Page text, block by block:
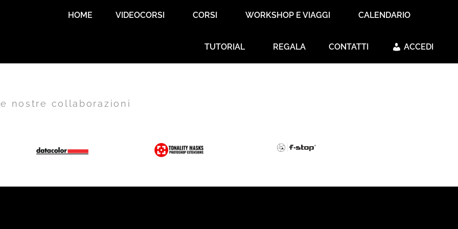
HOME VIDEOCORSI CORSI WORKSHOP E VIAGGI CALENDARIO
TUTORIAL REGALA CONTATTI ACCEDI
nostre collaborazioni